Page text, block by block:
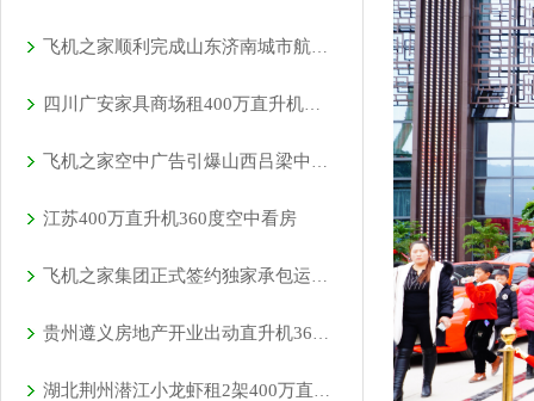
飞机之家顺利完成山东济南城市航空测绘
四川广安家具商场租400万直升机国庆庆典
飞机之家空中广告引爆山西吕梁中阳县上空
江苏400万直升机360度空中看房
飞机之家集团正式签约独家承包运营新疆玉其塔什景区，打造低空旅游新标杆！
贵州遵义房地产开业出动直升机360度看房
湖北荆州潜江小龙虾租2架400万直升机完成1300多万营业额